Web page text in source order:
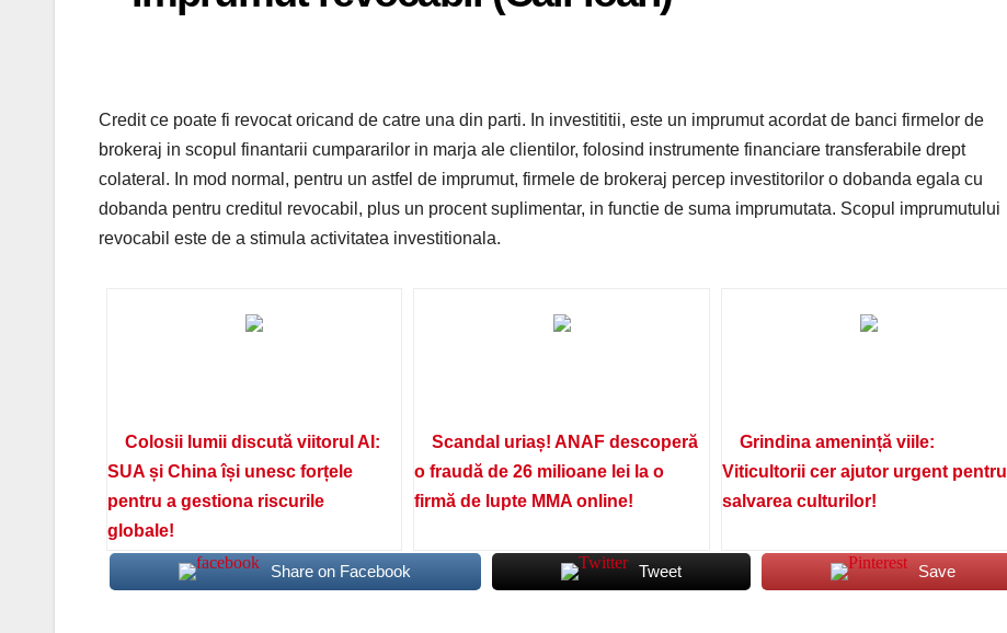
Credit ce poate fi revocat oricand de catre una din parti. In investititii, este un imprumut acordat de banci firmelor de
brokeraj in scopul finantarii cumpararilor in marja ale clientilor, folosind instrumente financiare transferabile drept
colateral. In mod normal, pentru un astfel de imprumut, firmele de brokeraj percep investitorilor o dobanda egala cu
dobanda pentru creditul revocabil, plus un procent suplimentar, in functie de suma imprumutata. Scopul imprumutului
revocabil este de a stimula activitatea investitionala.
Colosii lumii discută viitorul AI:
SUA și China își unesc forțele
pentru a gestiona riscurile
globale!
Scandal uriaș! ANAF descoperă
o fraudă de 26 milioane lei la o
firmă de lupte MMA online!
Grindina amenință viile:
Viticultorii cer ajutor urgent pentru
salvarea culturilor!
Share on Facebook Tweet Save